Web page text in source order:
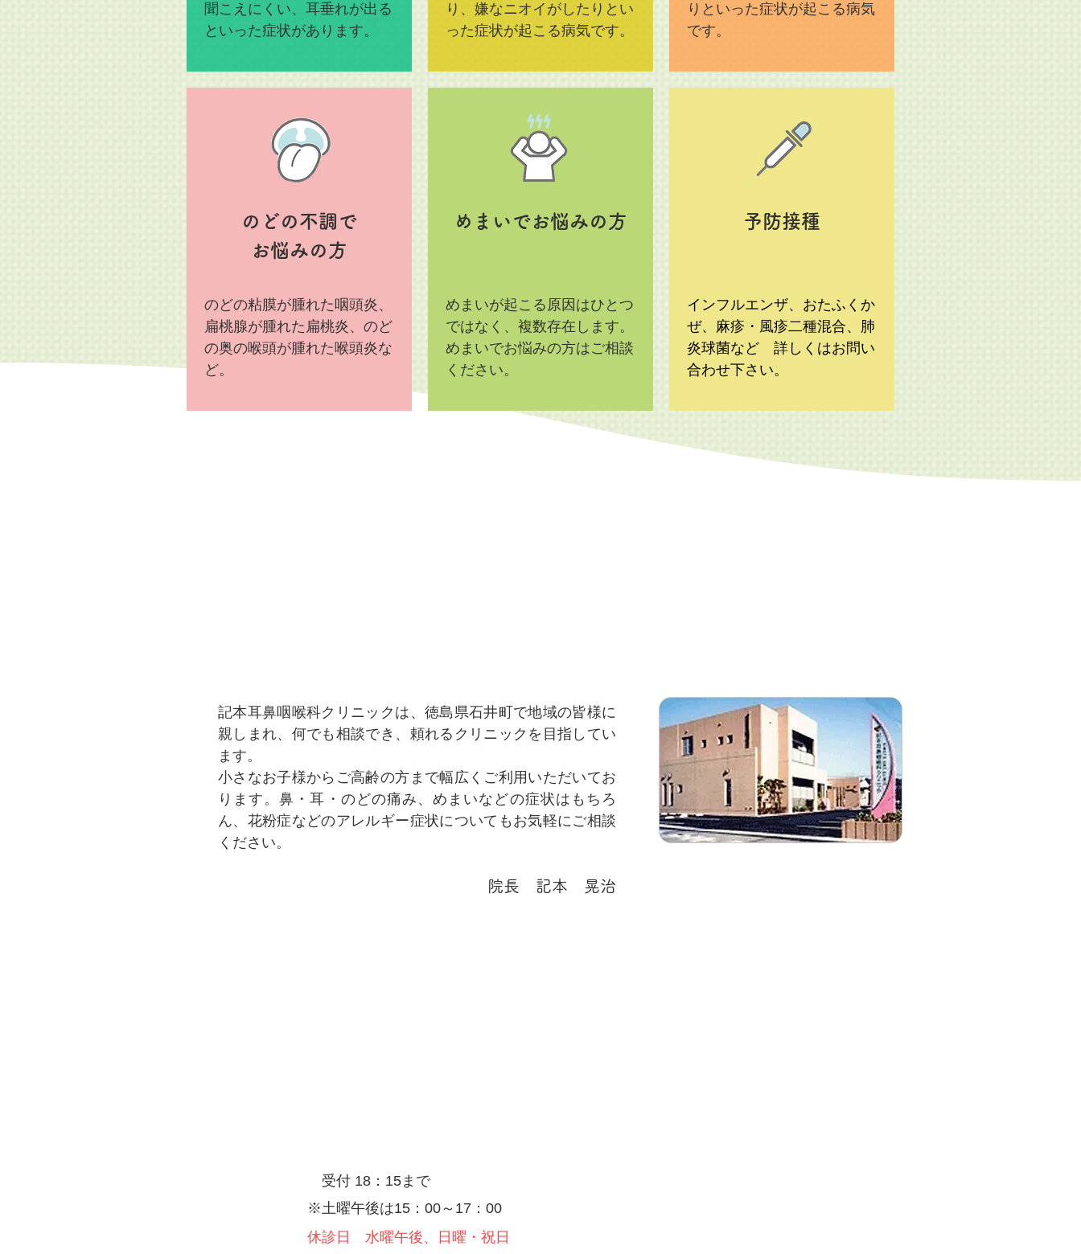
聞こえにくい、耳垂れが出る
といった症状があります。
のどの不調で
お悩みの方
のどの粘膜が腫れた咽頭炎、
扁桃腺が腫れた扁桃炎、のど
の奥の喉頭が腫れた喉頭炎な
ど。
り、嫌なニオイがしたりとい
った症状が起こる病気です。
めまいでお悩みの方
めまいが起こる原因はひとつ
ではなく、複数存在します。
めまいでお悩みの方はご相談
ください。
りといった症状が起こる病気
です。
​予防接種
インフルエンザ、おたふくか
ぜ、麻疹・風疹二種混合、肺
炎球菌など 詳しくはお問い
合わせ下さい。
記本耳鼻咽喉科クリニックは、徳島県石井町で地域の皆様に
親しまれ、何でも相談でき、頼れるクリニックを目指してい
ます。
小さなお子様からご高齢の方まで幅広くご利用いただいてお
ります。鼻・耳・のどの痛み、めまいなどの症状はもちろ
ん、花粉症などのアレルギー症状についてもお気軽にご相談
ください。
院長 記本 晃治
※土曜午後は15：00～17：00
受付 18：15まで
休診日 水曜午後、日曜・祝日